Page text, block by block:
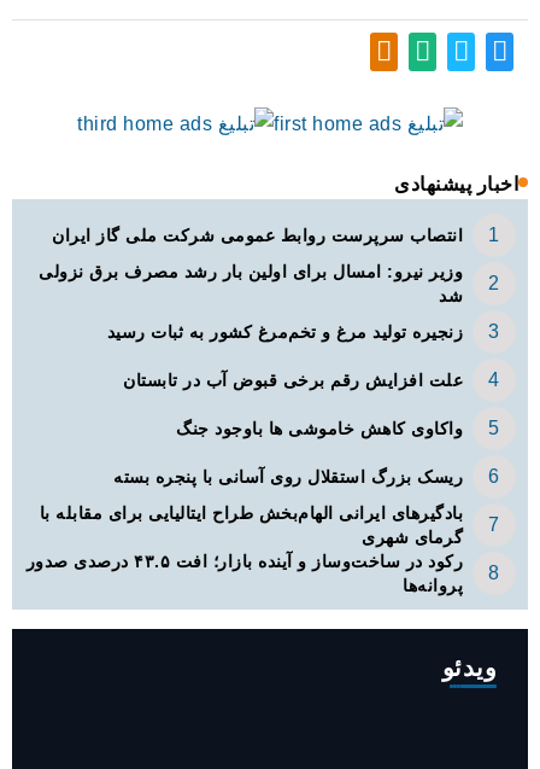
اخبار پیشنهادی
انتصاب سرپرست روابط عمومی شرکت ملی گاز ایران
وزیر نیرو: امسال برای اولین بار رشد مصرف برق نزولی
شد
زنجیره تولید مرغ و تخم‌مرغ کشور به ثبات رسید
علت افزایش رقم برخی قبوض آب در تابستان
واکاوی کاهش خاموشی ها باوجود جنگ
ریسک بزرگ استقلال روی آسانی با پنجره بسته
بادگیرهای ایرانی الهام‌بخش طراح ایتالیایی برای مقابله با
گرمای شهری
رکود در ساخت‌وساز و آینده بازار؛ افت ۴۳.۵ درصدی صدور
پروانه‌ها
ویدئو